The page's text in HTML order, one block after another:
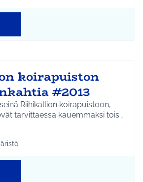
koirapuiston
#2013
Riihikallion koirapuistoon,
tarvittaessa kauemmaksi tois…
mukaan: Riihikallio
teeman mukaan: Ympäristö